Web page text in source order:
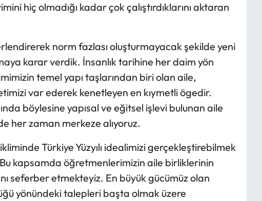
hiç olmadığı kadar çok çalıştırdıklarını aktaran
norm fazlası oluşturmayacak şekilde yeni
karar verdik. İnsanlık tarihine her daim yön
temel yapı taşlarından biri olan aile,
var ederek kenetleyen en kıymetli ögedir.
böylesine yapısal ve eğitsel işlevi bulunan aile
her zaman merkeze alıyoruz.
Türkiye Yüzyılı idealimizi gerçekleştirebilmek
kapsamda öğretmenlerimizin aile birliklerinin
seferber etmekteyiz. En büyük gücümüz olan
yönündeki talepleri başta olmak üzere